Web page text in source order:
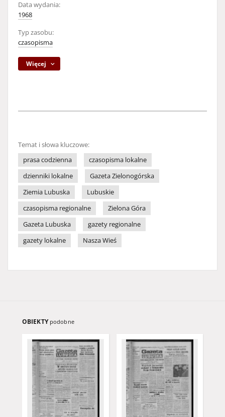
Data wydania:
1968
Typ zasobu:
czasopisma
Więcej
Temat i słowa kluczowe:
prasa codzienna
czasopisma lokalne
dzienniki lokalne
Gazeta Zielonogórska
Ziemia Lubuska
Lubuskie
czasopisma regionalne
Zielona Góra
Gazeta Lubuska
gazety regionalne
gazety lokalne
Nasza Wieś
OBIEKTY podobne